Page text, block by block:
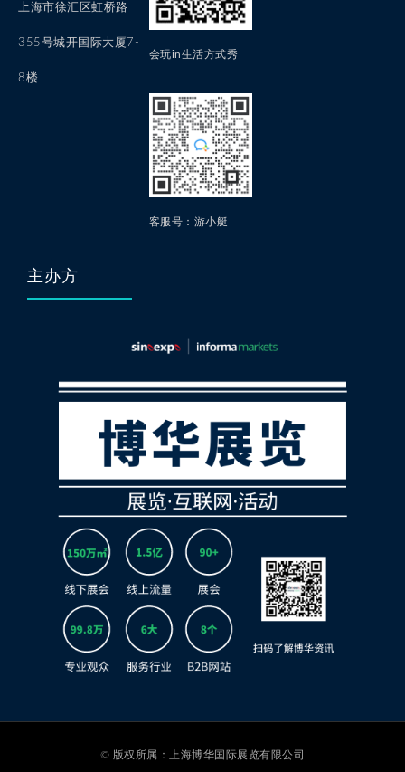
上海市徐汇区虹桥路
355号城开国际大厦7-
8楼
会玩in生活方式秀
客服号：游小艇
主办方
© 版权所属：上海博华国际展览有限公司